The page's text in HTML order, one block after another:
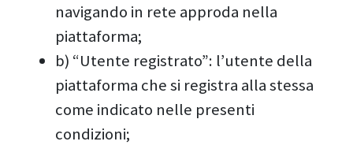
navigando in rete approda nella
piattaforma;
b) “Utente registrato”: l’utente della
piattaforma che si registra alla stessa
come indicato nelle presenti
condizioni;